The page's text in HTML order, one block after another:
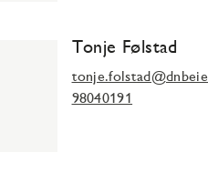
Tonje Følstad
98040191